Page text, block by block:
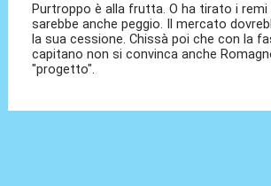
Purtroppo è alla frutta. O ha tirato i remi
sarebbe anche peggio. Il mercato
la sua cessione. Chissà poi che con la
capitano non si convinca anche
"progetto".